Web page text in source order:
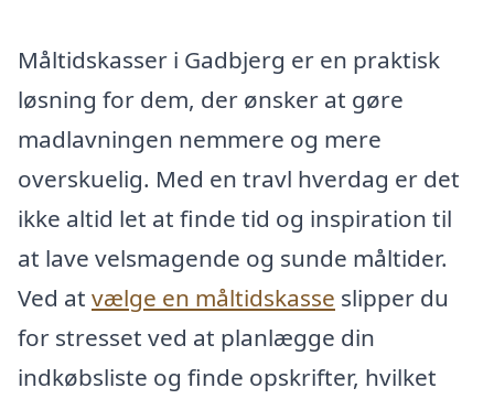
Måltidskasser i Gadbjerg er en praktisk
løsning for dem, der ønsker at gøre
madlavningen nemmere og mere
overskuelig. Med en travl hverdag er det
ikke altid let at finde tid og inspiration til
at lave velsmagende og sunde måltider.
Ved at vælge en måltidskasse slipper du
for stresset ved at planlægge din
indkøbsliste og finde opskrifter, hvilket